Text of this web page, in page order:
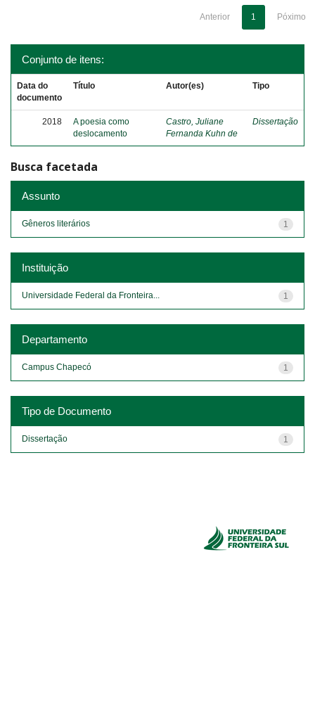
Anterior 1 Póximo
Conjunto de itens:
Data do
documento
Título Autor(es) Tipo
2018
A poesia como
deslocamento
Castro, Juliane
Fernanda Kuhn de
Dissertação
Busca facetada
Assunto
1
Gêneros literários
Instituição
1
Universidade Federal da Fronteira...
Departamento
1
Campus Chapecó
Tipo de Documento
1
Dissertação